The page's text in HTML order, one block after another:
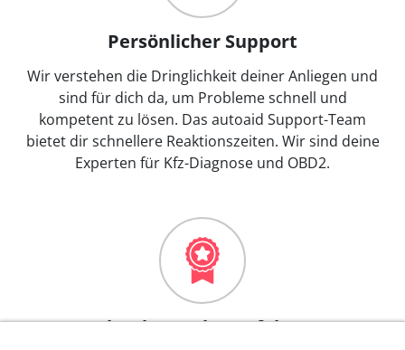
Persönlicher Support
Wir verstehen die Dringlichkeit deiner Anliegen und
sind für dich da, um Probleme schnell und
kompetent zu lösen. Das autoaid Support-Team
bietet dir schnellere Reaktionszeiten. Wir sind deine
Experten für Kfz-Diagnose und OBD2.
Mehr als 10 Jahre Erfahrung